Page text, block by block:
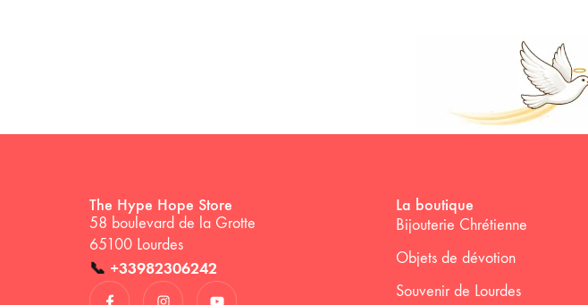
The Hype Hope Store
58 boulevard de la Grotte
65100 Lourdes
📞 +33982306242
La boutique
Bijouterie Chrétienne
Objets de dévotion
Souvenir de Lourdes